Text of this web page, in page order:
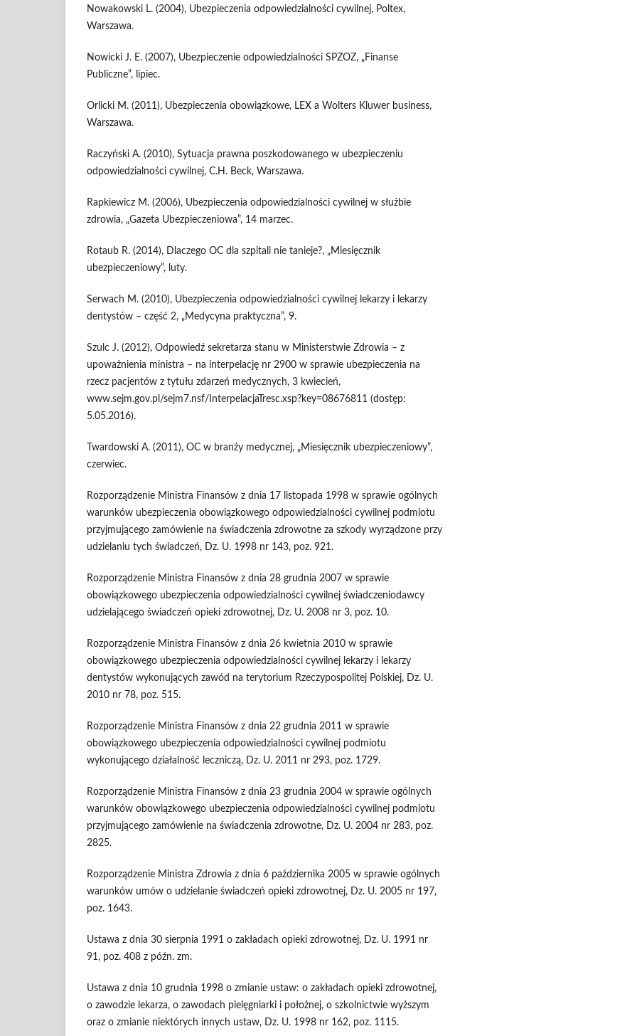
Nowakowski L. (2004), Ubezpieczenia odpowiedzialności cywilnej, Poltex,
Warszawa.
Nowicki J. E. (2007), Ubezpieczenie odpowiedzialności SPZOZ, „Finanse
Publiczne”, lipiec.
Orlicki M. (2011), Ubezpieczenia obowiązkowe, LEX a Wolters Kluwer business,
Warszawa.
Raczyński A. (2010), Sytuacja prawna poszkodowanego w ubezpieczeniu
odpowiedzialności cywilnej, C.H. Beck, Warszawa.
Rapkiewicz M. (2006), Ubezpieczenia odpowiedzialności cywilnej w służbie
zdrowia, „Gazeta Ubezpieczeniowa”, 14 marzec.
Rotaub R. (2014), Dlaczego OC dla szpitali nie tanieje?, „Miesięcznik
ubezpieczeniowy”, luty.
Serwach M. (2010), Ubezpieczenia odpowiedzialności cywilnej lekarzy i lekarzy
dentystów – część 2, „Medycyna praktyczna”, 9.
Szulc J. (2012), Odpowiedź sekretarza stanu w Ministerstwie Zdrowia – z
upoważnienia ministra – na interpelację nr 2900 w sprawie ubezpieczenia na
rzecz pacjentów z tytułu zdarzeń medycznych, 3 kwiecień,
www.sejm.gov.pl/sejm7.nsf/InterpelacjaTresc.xsp?key=08676811 (dostęp:
5.05.2016).
Twardowski A. (2011), OC w branży medycznej, „Miesięcznik ubezpieczeniowy”,
czerwiec.
Rozporządzenie Ministra Finansów z dnia 17 listopada 1998 w sprawie ogólnych
warunków ubezpieczenia obowiązkowego odpowiedzialności cywilnej podmiotu
przyjmującego zamówienie na świadczenia zdrowotne za szkody wyrządzone przy
udzielaniu tych świadczeń, Dz. U. 1998 nr 143, poz. 921.
Rozporządzenie Ministra Finansów z dnia 28 grudnia 2007 w sprawie
obowiązkowego ubezpieczenia odpowiedzialności cywilnej świadczeniodawcy
udzielającego świadczeń opieki zdrowotnej, Dz. U. 2008 nr 3, poz. 10.
Rozporządzenie Ministra Finansów z dnia 26 kwietnia 2010 w sprawie
obowiązkowego ubezpieczenia odpowiedzialności cywilnej lekarzy i lekarzy
dentystów wykonujących zawód na terytorium Rzeczypospolitej Polskiej, Dz. U.
2010 nr 78, poz. 515.
Rozporządzenie Ministra Finansów z dnia 22 grudnia 2011 w sprawie
obowiązkowego ubezpieczenia odpowiedzialności cywilnej podmiotu
wykonującego działalność leczniczą, Dz. U. 2011 nr 293, poz. 1729.
Rozporządzenie Ministra Finansów z dnia 23 grudnia 2004 w sprawie ogólnych
warunków obowiązkowego ubezpieczenia odpowiedzialności cywilnej podmiotu
przyjmującego zamówienie na świadczenia zdrowotne, Dz. U. 2004 nr 283, poz.
2825.
Rozporządzenie Ministra Zdrowia z dnia 6 października 2005 w sprawie ogólnych
warunków umów o udzielanie świadczeń opieki zdrowotnej, Dz. U. 2005 nr 197,
poz. 1643.
Ustawa z dnia 30 sierpnia 1991 o zakładach opieki zdrowotnej, Dz. U. 1991 nr
91, poz. 408 z późn. zm.
Ustawa z dnia 10 grudnia 1998 o zmianie ustaw: o zakładach opieki zdrowotnej,
o zawodzie lekarza, o zawodach pielęgniarki i położnej, o szkolnictwie wyższym
oraz o zmianie niektórych innych ustaw, Dz. U. 1998 nr 162, poz. 1115.